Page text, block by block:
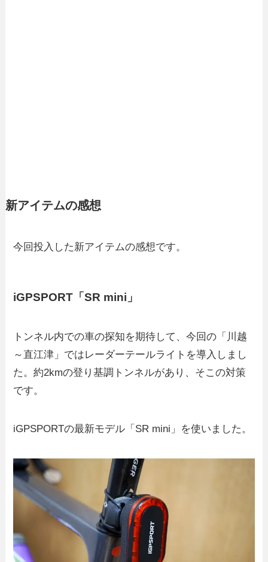
新アイテムの感想
今回投入した新アイテムの感想です。
iGPSPORT「SR mini」
トンネル内での車の探知を期待して、今回の「川越
～直江津」ではレーダーテールライトを導入しまし
た。約2kmの登り基調トンネルがあり、そこの対策
です。
iGPSPORTの最新モデル「SR mini」を使いました。